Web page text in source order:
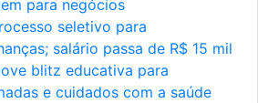
para negócios
seletivo para
salário passa de R$ 15 mil
blitz educativa para
e cuidados com a saúde